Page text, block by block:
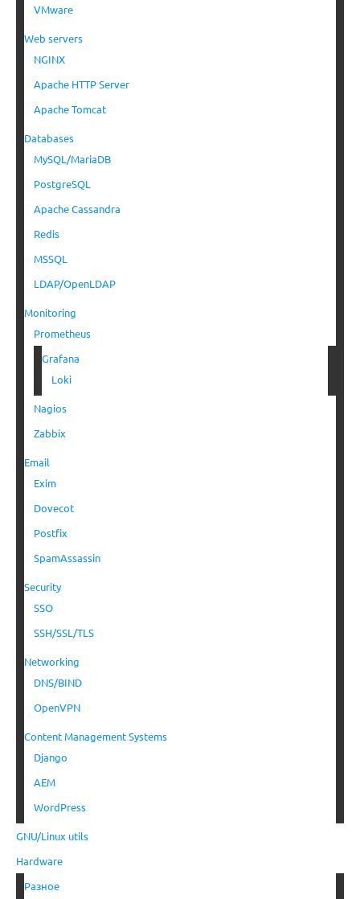
VMware
Web servers
NGINX
Apache HTTP Server
Apache Tomcat
Databases
MySQL/MariaDB
PostgreSQL
Apache Cassandra
Redis
MSSQL
LDAP/OpenLDAP
Monitoring
Prometheus
Grafana
Loki
Nagios
Zabbix
Email
Exim
Dovecot
Postfix
SpamAssassin
Security
SSO
SSH/SSL/TLS
Networking
DNS/BIND
OpenVPN
Content Management Systems
Django
AEM
WordPress
GNU/Linux utils
Hardware
Разное